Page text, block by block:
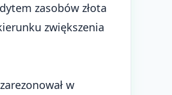
zasobów złota
zwiększenia
w